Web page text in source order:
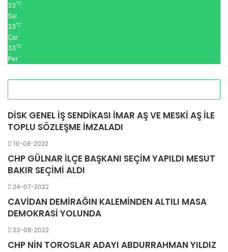
33℃
Sal
33℃
Çar
33℃
Per
DİSK GENEL İŞ SENDİKASI İMAR AŞ VE MESKİ AŞ İLE
TOPLU SÖZLEŞME İMZALADI
10-08-2022
CHP GÜLNAR İLÇE BAŞKANI SEÇİM YAPILDI MESUT
BAKIR SEÇİMİ ALDI
24-07-2022
CAVİDAN DEMİRAĞIN KALEMİNDEN ALTILI MASA
DEMOKRASİ YOLUNDA
23-08-2022
CHP NİN TOROSLAR ADAYI ABDURRAHMAN YILDIZ